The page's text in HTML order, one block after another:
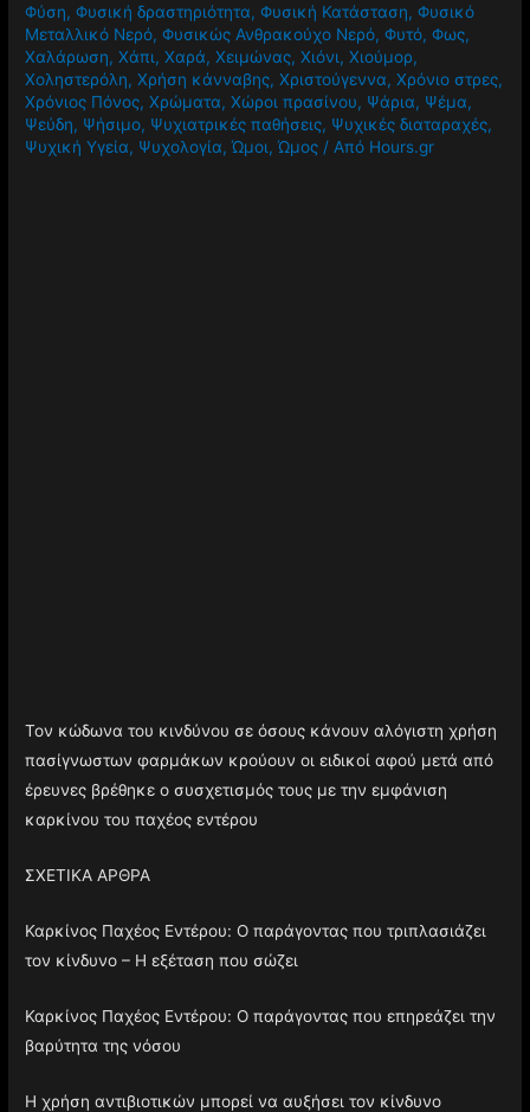
Φύση,Φυσική δραστηριότητα,Φυσική Κατάσταση,Φυσικό
Μεταλλικό Νερό,Φυσικώς Ανθρακούχο Νερό,Φυτό,Φως,
Χαλάρωση,Χάπι,Χαρά,Χειμώνας,Χιόνι,Χιούμορ,
Χοληστερόλη,Χρήση κάνναβης,Χριστούγεννα,Χρόνιο στρες,
Χρόνιος Πόνος,Χρώματα,Χώροι πρασίνου, Ψάρια, Ψέμα,
Ψεύδη, Ψήσιμο, Ψυχιατρικές παθήσεις, Ψυχικές διαταραχές,
Ψυχική Υγεία, Ψυχολογία,Ώμοι,Ώμος / Από Hours.gr
Τον κώδωνα του κινδύνου σε όσους κάνουν αλόγιστη χρήση
πασίγνωστων φαρμάκων κρούουν οι ειδικοί αφού μετά από
έρευνες βρέθηκε ο συσχετισμός τους με την εμφάνιση
καρκίνου του παχέος εντέρου
ΣΧΕΤΙΚΑ ΑΡΘΡΑ
Καρκίνος Παχέος Εντέρου: Ο παράγοντας που τριπλασιάζει
τον κίνδυνο – Η εξέταση που σώζει
Καρκίνος Παχέος Εντέρου: Ο παράγοντας που επηρεάζει την
βαρύτητα της νόσου
Η χρήση αντιβιοτικών μπορεί να αυξήσει τον κίνδυνο